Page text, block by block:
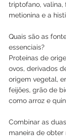
triptofano, valina,
metionina e a
Quais são as
essenciais?
Proteínas de
ovos, derivados
origem vegetal,
feijões, grão de
como arroz e
Combinar as
maneira de obter